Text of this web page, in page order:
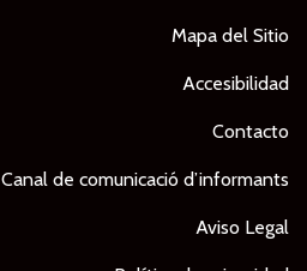
Mapa del Sitio
Accesibilidad
Contacto
Canal de comunicació d’informants
Aviso Legal